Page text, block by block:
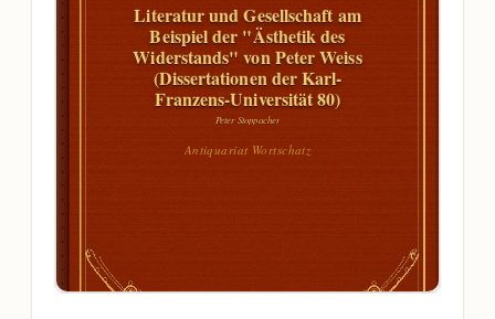
Literatur und Gesellschaft am
Beispiel der "Ästhetik des
Widerstands" von Peter Weiss
(Dissertationen der Karl-
Franzens-Universität 80)
Peter Stoppacher
Antiquariat Wortschatz